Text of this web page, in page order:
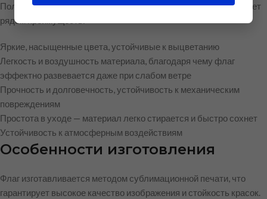
Полиэфирный шелк, используемый при изготовлении, обладает
рядом преимуществ:
Яркие, насыщенные цвета, устойчивые к выцветанию
Легкость и воздушность материала, благодаря чему флаг
эффектно развевается даже при слабом ветре
Прочность и долговечность, устойчивость к механическим
повреждениям
Простота в уходе — материал легко стирается и быстро сохнет
Устойчивость к атмосферным воздействиям
Особенности изготовления
Флаг изготавливается методом сублимационной печати, что
гарантирует высокое качество изображения и стойкость красок.